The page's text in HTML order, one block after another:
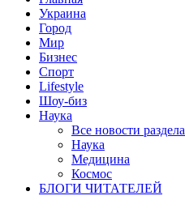
Украина
Город
Мир
Бизнес
Спорт
Lifestyle
Шоу-биз
Наука
Все новости раздела
Наука
Медицина
Космос
БЛОГИ ЧИТАТЕЛЕЙ